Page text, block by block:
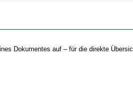
Dokumentes auf – für die direkte